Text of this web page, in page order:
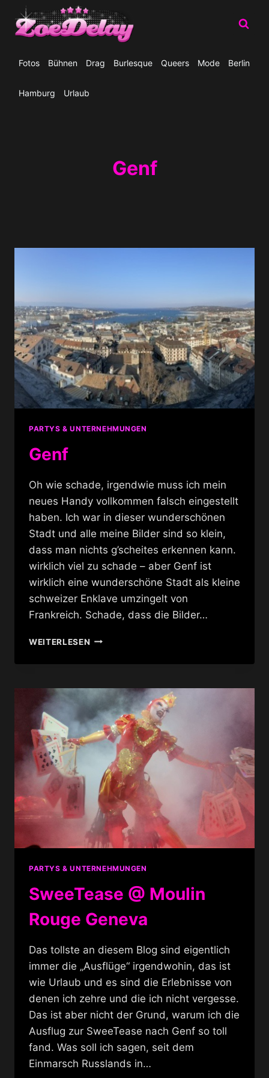
Inhalt
springen
Fotos Bühnen Drag Burlesque Queers Mode Berlin
Hamburg Urlaub
Genf
PARTYS & UNTERNEHMUNGEN
Genf
Oh wie schade, irgendwie muss ich mein
neues Handy vollkommen falsch eingestellt
haben. Ich war in dieser wunderschönen
Stadt und alle meine Bilder sind so klein,
dass man nichts g’scheites erkennen kann.
wirklich viel zu schade – aber Genf ist
wirklich eine wunderschöne Stadt als kleine
schweizer Enklave umzingelt von
Frankreich. Schade, dass die Bilder…
WEITERLESENGENF
PARTYS & UNTERNEHMUNGEN
SweeTease @ Moulin
Rouge Geneva
Das tollste an diesem Blog sind eigentlich
immer die „Ausflüge“ irgendwohin, das ist
wie Urlaub und es sind die Erlebnisse von
denen ich zehre und die ich nicht vergesse.
Das ist aber nicht der Grund, warum ich die
Ausflug zur SweeTease nach Genf so toll
fand. Was soll ich sagen, seit dem
Einmarsch Russlands in…